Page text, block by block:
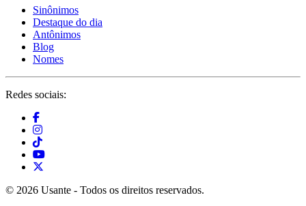
Sinônimos
Destaque do dia
Antônimos
Blog
Nomes
Redes sociais:
© 2026 Usante - Todos os direitos reservados.